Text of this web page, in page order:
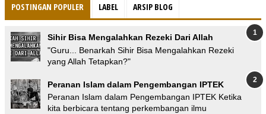
POSTINGAN POPULER LABEL ARSIP BLOG
Sihir Bisa Mengalahkan Rezeki Dari Allah
"Guru... Benarkah Sihir Bisa Mengalahkan Rezeki
yang Allah Tetapkan?"
Peranan Islam dalam Pengembangan IPTEK
Peranan Islam dalam Pengembangan IPTEK Ketika
kita berbicara tentang perkembangan ilmu